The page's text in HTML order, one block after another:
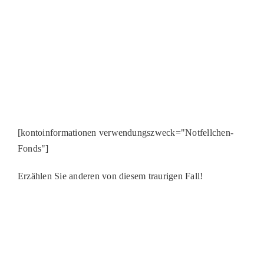
[kontoinformationen verwendungszweck="Notfellchen-
Fonds"]
Erzählen Sie anderen von diesem traurigen Fall!